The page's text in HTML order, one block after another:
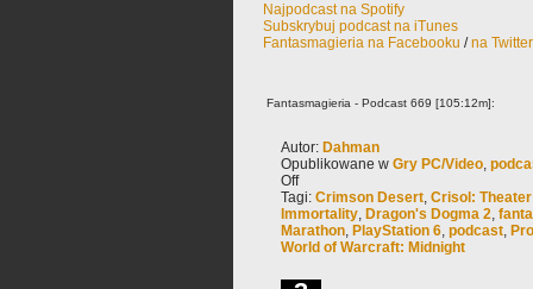
Najpodcast na Spotify
Subskrybuj podcast na iTunes
Fantasmagieria na Facebooku /na
Fantasmagieria - Podcast 669 [105:12m]:
Autor: Dahman
Opublikowane w Gry PC/Video,
Off
Tagi: Crimson Desert, Crisol:
Immortality, Dragon's Dogma 2,
Marathon, PlayStation 6, podcast,
World of Warcraft: Midnight